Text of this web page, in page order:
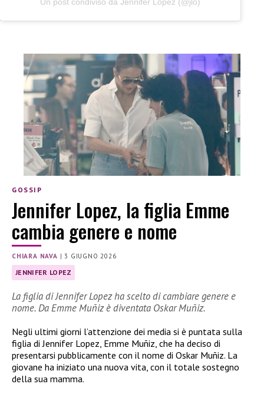
GOSSIP
Jennifer Lopez, la figlia Emme
cambia genere e nome
CHIARA NAVA |3 GIUGNO 2026
JENNIFER LOPEZ
La figlia di Jennifer Lopez ha scelto di cambiare genere e
nome. Da Emme Muñiz è diventata Oskar Muñiz.
Negli ultimi giorni l’attenzione dei media si è puntata sulla
figlia di Jennifer Lopez, Emme Muñiz, che ha deciso di
presentarsi pubblicamente con il nome di Oskar Muñiz. La
giovane ha iniziato una nuova vita, con il totale sostegno
della sua mamma.